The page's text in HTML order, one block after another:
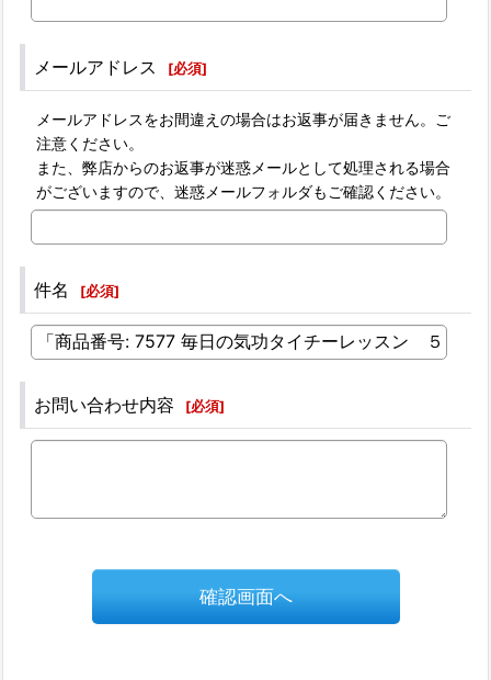
メールアドレス [必須]
メールアドレスをお間違えの場合はお返事が届きません。ご
注意ください。
また、弊店からのお返事が迷惑メールとして処理される場合
がございますので、迷惑メールフォルダもご確認ください。
件名 [必須]
お問い合わせ内容 [必須]
確認画面へ